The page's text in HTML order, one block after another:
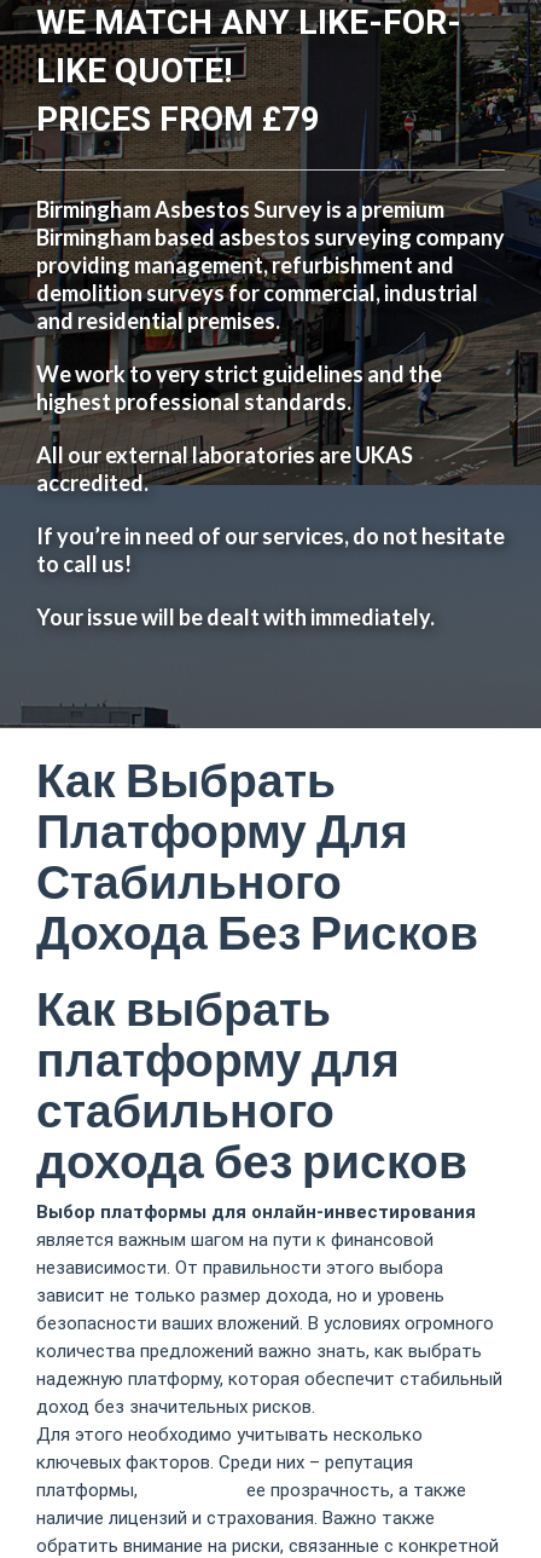
WE MATCH ANY LIKE-FOR-
LIKE QUOTE!
PRICES FROM £79
Birmingham Asbestos Survey is a premium
Birmingham based asbestos surveying company
providing management, refurbishment and
demolition surveys for commercial, industrial
and residential premises.
We work to very strict guidelines and the
highest professional standards.
All our external laboratories are UKAS
accredited.
If you’re in need of our services, do not hesitate
to call us!
Your issue will be dealt with immediately.
Как Выбрать
Платформу Для
Стабильного
Дохода Без Рисков
Как выбрать
платформу для
стабильного
дохода без рисков
Выбор платформы для онлайн-инвестирования
является важным шагом на пути к финансовой
независимости. От правильности этого выбора
зависит не только размер дохода, но и уровень
безопасности ваших вложений. В условиях огромного
количества предложений важно знать, как выбрать
надежную платформу, которая обеспечит стабильный
доход без значительных рисков.
Для этого необходимо учитывать несколько
ключевых факторов. Среди них – репутация
платформы,
ее прозрачность, а также
наличие лицензий и страхования. Важно также
обратить внимание на риски, связанные с конкретной